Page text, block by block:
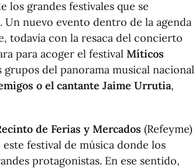
los grandes festivales que se
Un nuevo evento dentro de la agenda
todavía con la resaca del concierto
para acoger el festival Míticos
del panorama musical nacional
o el cantante Jaime Urrutia,
de Ferias y Mercados (Refeyme)
festival de música donde los
protagonistas. En ese sentido,